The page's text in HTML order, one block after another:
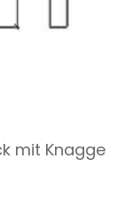
mit Knagge